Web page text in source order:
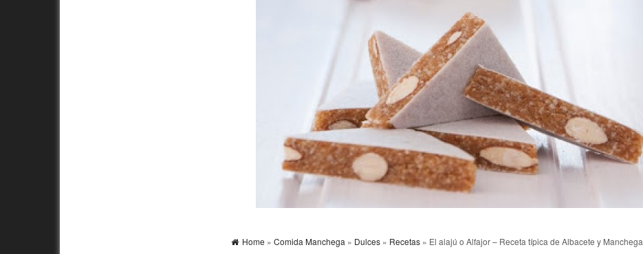
Home » Comida Manchega » Dulces» Recetas» El alajú o Alfajor – Receta típica de Albacete y Manchega